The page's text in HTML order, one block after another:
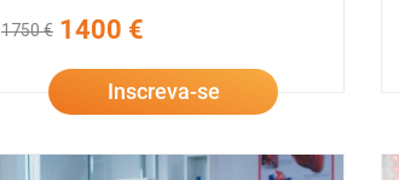
1750 € 1400 €
Inscreva-se